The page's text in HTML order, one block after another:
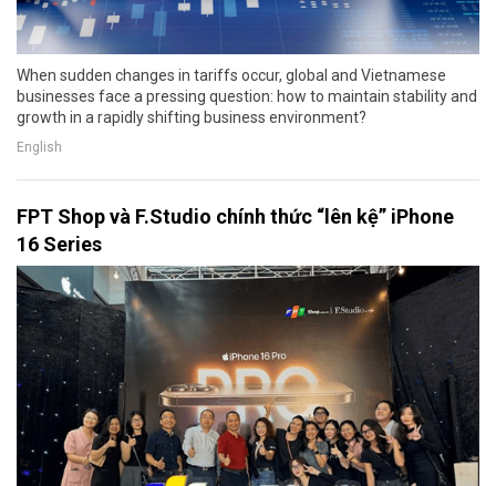
When sudden changes in tariffs occur, global and Vietnamese
businesses face a pressing question: how to maintain stability and
growth in a rapidly shifting business environment?
English
FPT Shop và F.Studio chính thức “lên kệ” iPhone
16 Series